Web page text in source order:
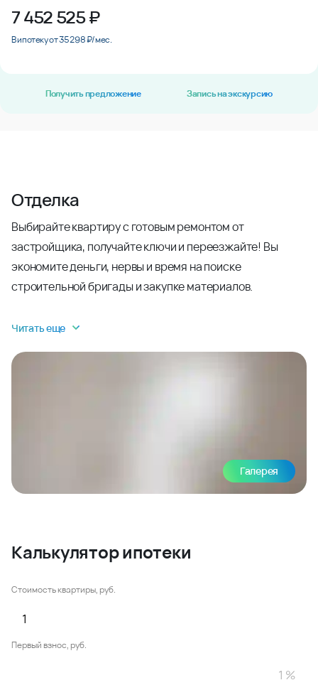
7 452 525₽
В ипотеку от 35 298 ₽/мес.
Получить предложение Запись на экскурсию
Отделка
Выбирайте квартиру с готовым ремонтом от
застройщика, получайте ключи и переезжайте! Вы
экономите деньги, нервы и время на поиске
строительной бригады и закупке материалов.
Читать еще
Галерея
Калькулятор ипотеки
Стоимость квартиры, руб.
Первый взнос, руб.